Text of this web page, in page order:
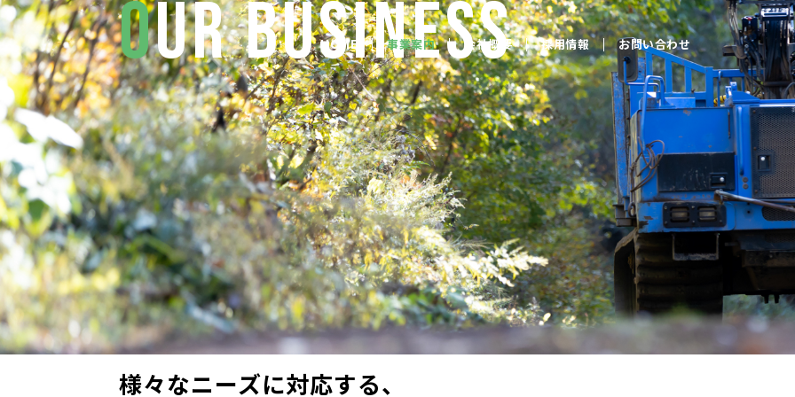
内
容
を
ス
キ
ッ
HOME 事業案内 会社概要 採用情報 お問い合わせ
OUR BUSINESS
様々なニーズに対応する、